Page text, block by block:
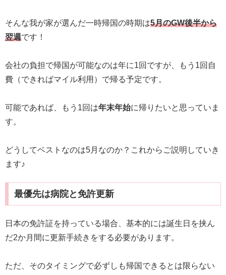
そんな我が家が選んだ一時帰国の時期は5月のGW後半から
翌週です！
会社の負担で帰国が可能なのは年に1回ですが、もう1回自
費（できればマイル利用）で帰る予定です。
可能であれば、もう1回は年末年始に帰りたいと思っていま
す。
どうしてベストなのは5月なのか？これからご説明していき
ます♪
最優先は病院と免許更新
日本の免許証を持っている場合、基本的には誕生日を挟ん
だ2か月間に更新手続きをする必要があります。
ただ、そのタイミングで必ずしも帰国できるとは限らない